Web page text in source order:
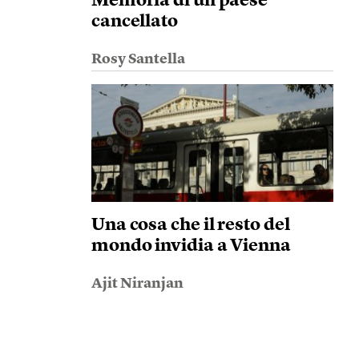
cancellato
Rosy Santella
Una cosa che il resto del
mondo invidia a Vienna
Ajit Niranjan